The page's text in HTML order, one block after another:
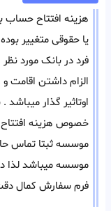
هزینه افتتاح حساب
یا حقوقی متغییر
فرد در بانک مورد
الزام داشتن اقامت
اوتاثیر گذار
خصوص هزینه افتتاح
موسسه ثبتا تماس
موسسه میباشد لذا
فرم سفارش کمال